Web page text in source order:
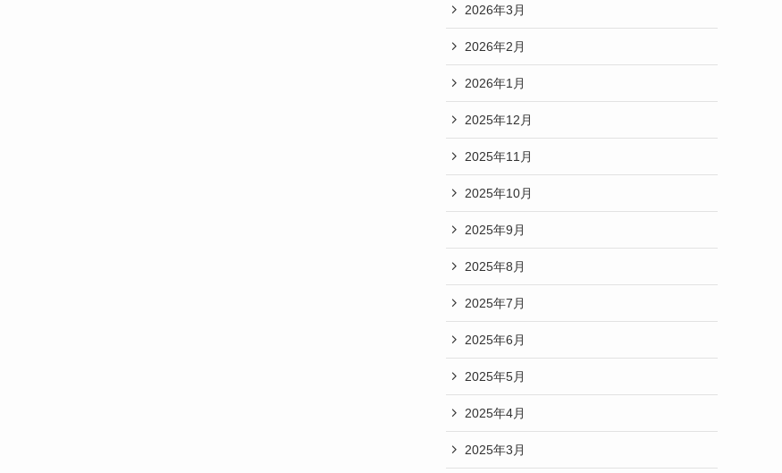
2026年3月
2026年2月
2026年1月
2025年12月
2025年11月
2025年10月
2025年9月
2025年8月
2025年7月
2025年6月
2025年5月
2025年4月
2025年3月